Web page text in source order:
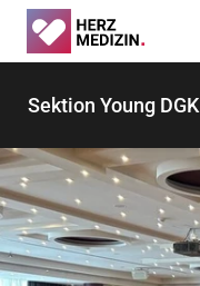
Sektion Young DGK